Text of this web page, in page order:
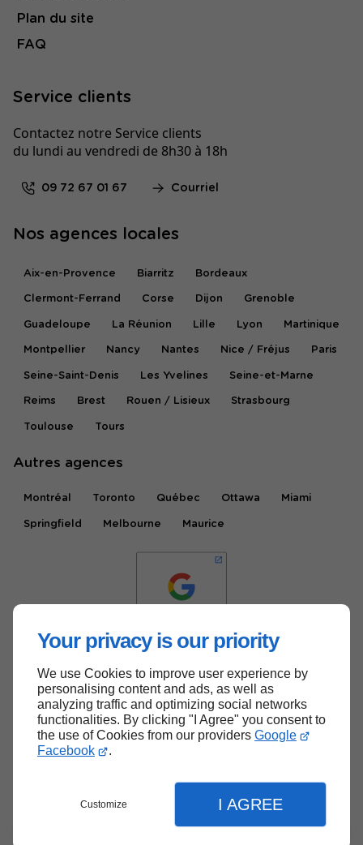
Your privacy is our priority
We use Cookies to improve user experience by
personalising content and ads, as well as
analyzing traffic and optimizing social networks
functionalities. By clicking "I Agree" you consent to
the use of Cookies from our providers Google
Facebook
.
Customize I AGREE
Plan du site
FAQ
Service clients
Contactez notre Service clients
du lundi au vendredi de 8h30 à 18h
09 72 67 01 67 Courriel
Nos agences locales
Aix-en-Provence Biarritz Bordeaux
Clermont-Ferrand Corse Dijon Grenoble
Guadeloupe La Réunion Lille Lyon Martinique
Montpellier Nancy Nantes Nice / Fréjus Paris
Seine-Saint-Denis Les Yvelines Seine-et-Marne
Reims Brest Rouen / Lisieux Strasbourg
Toulouse Tours
Autres agences
Montréal Toronto Québec Ottawa Miami
Springfield Melbourne Maurice
Haut de page